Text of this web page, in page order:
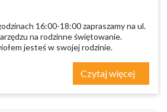
16:00-18:00 zapraszamy na ul.
na rodzinne świętowanie.
jesteś w swojej rodzinie.
Czytaj więcej